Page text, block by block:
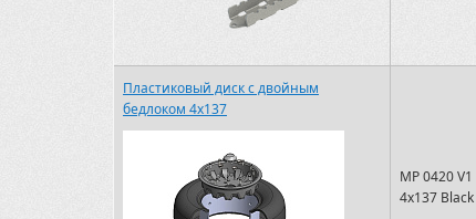
Пластиковый диск с двойным
бедлоком 4x137
MP 0420 V1
4х137 Black